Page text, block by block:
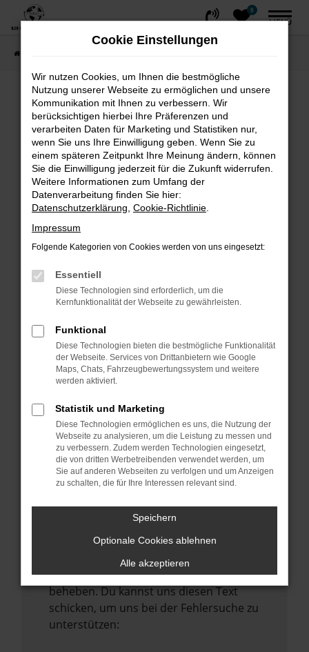
Zum
springen
0
MENÜ
Fehler: Network Error
Beim Laden ist ein Fehler aufgetreten.
Hier sind ein paar Tipps, die dir helfen können:
Überprüfe deine Firewall und deine
Internetverbindung.
Laden andere Webseiten, zum Beispiel
Prüfe deine Browsererweiterungen.
können das Laden bestimmter Seiten
verhindern. Funktioniert die Seite in einem
anderen Browser oder in einem privaten
Fenster?
Starte dein Gerät neu.
Das kann manchmal helfen,
vorübergehende Probleme zu beheben.
Stelle sicher, dass dein Browser und dein
Betriebssystem auf dem neuesten Stand
sind.
Veraltete Software birgt nicht nur ein
Sicherheitsrisiko, sondern kann auch dazu
führen, dass bestimmte Funktionen nicht
mehr unterstützt werden.
Wende dich an den Webseitenbetreiber.
Wenn du alle oben genannten Schritte
versucht hast, kontaktiere uns bitte. Wir
werden versuchen, das Problem zu
beheben. Du kannst uns diesen Text
schicken, um uns bei der Fehlersuche zu
unterstützen:
Cookie Einstellungen
Wir nutzen Cookies, um Ihnen die bestmögliche
Nutzung unserer Webseite zu ermöglichen und unsere
Kommunikation mit Ihnen zu verbessern. Wir
berücksichtigen hierbei Ihre Präferenzen und
verarbeiten Daten für Marketing und Statistiken nur,
wenn Sie uns Ihre Einwilligung geben. Wenn Sie zu
einem späteren Zeitpunkt Ihre Meinung ändern, können
Sie die Einwilligung jederzeit für die Zukunft widerrufen.
Weitere Informationen zum Umfang der
Datenverarbeitung finden Sie hier:
Datenschutzerklärung Cookie-Richtlinie
Impressum
Folgende Kategorien von Cookies werden von uns eingesetzt:
Essentiell
Diese Technologien sind erforderlich, um die
Kernfunktionalität der Webseite zu gewährleisten.
Funktional
Diese Technologien bieten die bestmögliche Funktionalität
der Webseite. Services von Drittanbietern wie Google
Maps, Chats, Fahrzeugbewertungssystem und weitere
werden aktiviert.
Statistik und Marketing
Diese Technologien ermöglichen es uns, die Nutzung der
Webseite zu analysieren, um die Leistung zu messen und
zu verbessern. Zudem werden Technologien eingesetzt,
die von dritten Werbetreibenden verwendet werden, um
Sie auf anderen Webseiten zu verfolgen und um Anzeigen
zu schalten, die für Ihre Interessen relevant sind.
Speichern
Optionale Cookies ablehnen
Alle akzeptieren